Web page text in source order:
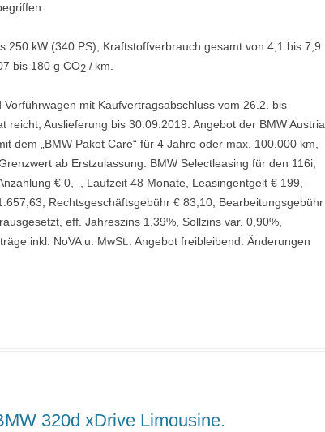
250 kW (340 PS), Kraftstoffverbrauch gesamt von 4,1 bis 7,9
bis 180 g CO2 / km.
mit Kaufvertragsabschluss vom 26.2. bis
reicht, Auslieferung bis 30.09.2019. Angebot der BMW Austria
dem „BMW Paket Care“ für 4 Jahre oder max. 100.000 km,
ab Erstzulassung. BMW Selectleasing für den 116i,
€ 0,–, Laufzeit 48 Monate, Leasingentgelt € 199,–
Rechtsgeschäftsgebühr € 83,10, Bearbeitungsgebühr
eff. Jahreszins 1,39%, Sollzins var. 0,90%,
inkl. NoVA u. MwSt.. Angebot freibleibend. Änderungen
320d xDrive Limousine.